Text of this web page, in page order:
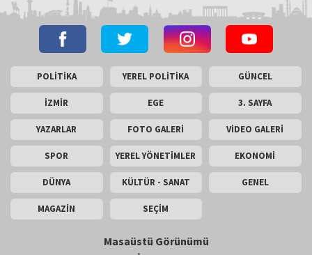
POLİTİKA YEREL POLİTİKA GÜNCEL
İZMİR EGE 3. SAYFA
YAZARLAR FOTO GALERİ VİDEO GALERİ
SPOR YEREL YÖNETİMLER EKONOMİ
DÜNYA KÜLTÜR - SANAT GENEL
MAGAZİN SEÇİM
Masaüstü Görünümü